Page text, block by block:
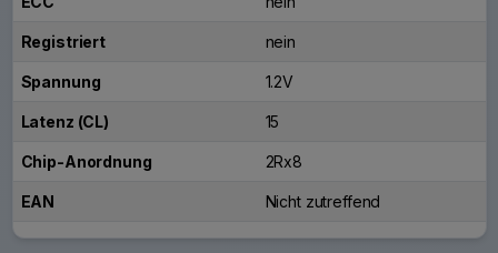
Registriert nein
Spannung 1.2V
Latenz (CL) 15
Chip-Anordnung 2Rx8
EAN Nicht zutreffend